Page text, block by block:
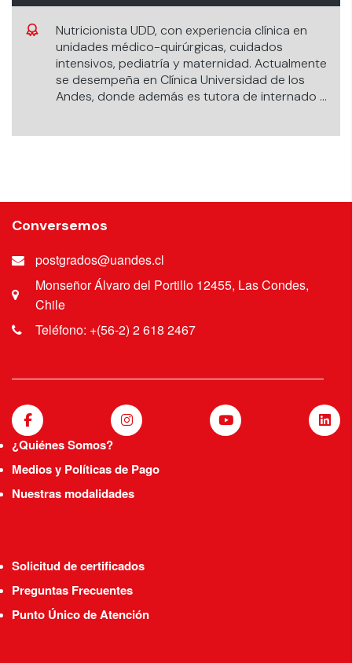
Nutricionista UDD, con experiencia clínica en
unidades médico-quirúrgicas, cuidados
intensivos, pediatría y maternidad. Actualmente
se desempeña en Clínica Universidad de los
Andes, donde además es tutora de internado y
Conversemos
postgrados@uandes.cl
Monseñor Álvaro del Portillo 12455, Las Condes,
Chile
Teléfono: +(56-2) 2 618 2467
¿Quiénes Somos?
Medios y Políticas de Pago
Nuestras modalidades
Solicitud de certificados
Preguntas Frecuentes
Punto Único de Atención